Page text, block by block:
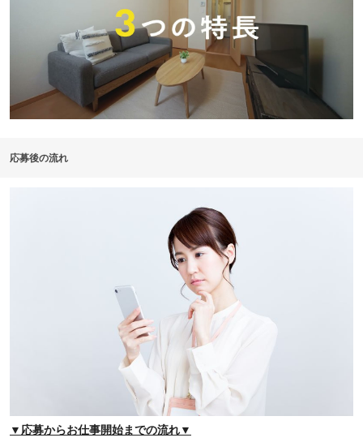
応募後の流れ
▼応募からお仕事開始までの流れ▼